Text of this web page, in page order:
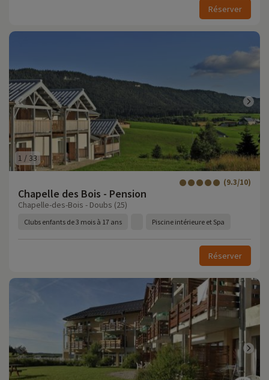
Réserver
1 /33
Chapelle des Bois - Pension
(9.3/10)
Chapelle-des-Bois - Doubs (25)
Clubs enfants de 3 mois à 17 ans Piscine intérieure et Spa
Réserver